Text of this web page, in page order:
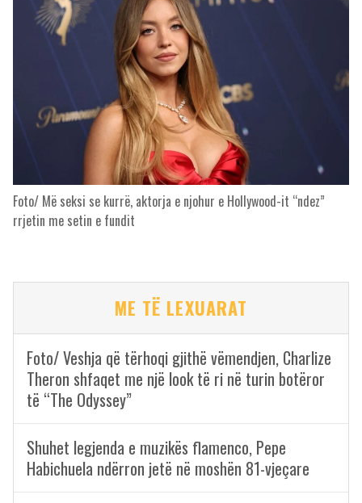
Foto/ Më seksi se kurrë, aktorja e njohur e Hollywood-it “ndez”
rrjetin me setin e fundit
ME TË LEXUARAT
Foto/ Veshja që tërhoqi gjithë vëmendjen, Charlize
Theron shfaqet me një look të ri në turin botëror
të “The Odyssey”
Shuhet legjenda e muzikës flamenco, Pepe
Habichuela ndërron jetë në moshën 81-vjeçare